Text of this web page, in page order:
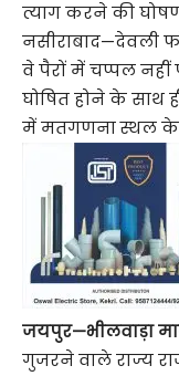
त्याग करने की
नसीराबाद—देवली
वे पैरों में चप्पल नहीं
घोषित होने के
में मतगणना स्थल के
जयपुर—भीलवाड़ा
गुजरने वाले राज्य